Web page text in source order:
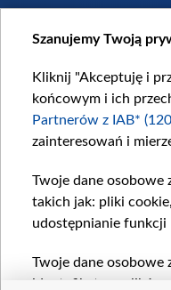
Szanujemy Twoją
Kliknij "Akceptuję i
końcowym i ich
Partnerów z IAB*
zainteresowań i
Twoje dane osobowe
takich jak: pliki
udostępnianie funkcji
Twoje dane osobowe
identyfikatory plików